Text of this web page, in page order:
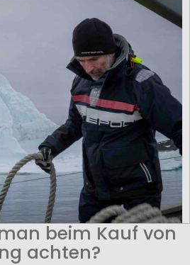
beim Kauf von
achten?